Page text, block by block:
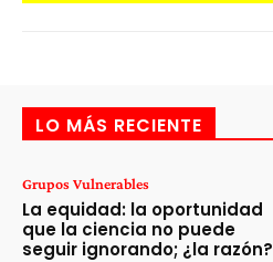
LO MÁS RECIENTE
Grupos Vulnerables
La equidad: la oportunidad
que la ciencia no puede
seguir ignorando; ¿la razón?